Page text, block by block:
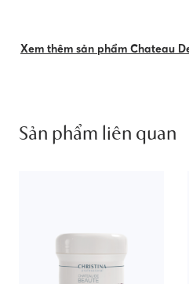
Xem thêm sản phẩm Chateau
Sản phẩm liên quan